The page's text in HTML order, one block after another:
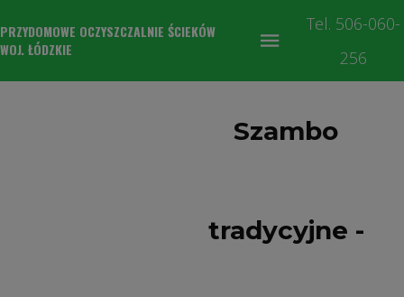
PRZYDOMOWE OCZYSZCZALNIE ŚCIEKÓW
WOJ. ŁÓDZKIE
Tel. 506-060-
256
Szambo
tradycyjne -